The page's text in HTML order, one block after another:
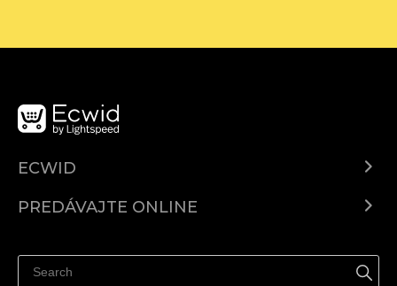
ECWID
Cenník
PREDÁVAJTE ONLINE
Predávajte na Facebook
Predávať na Instagram